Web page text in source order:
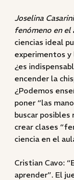
Joselina
fenómeno en el
ciencias ideal
experimentos
¿es
encender la
¿Podemos
poner “las
buscar
crear clases
ciencia en el
Cristian Cavo:
aprender”. El